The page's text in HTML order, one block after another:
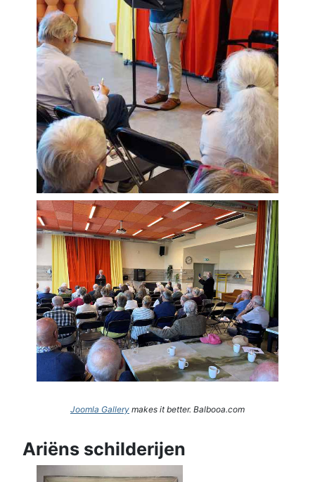
Joomla Gallery makes it better. Balbooa.com
Ariëns schilderijen